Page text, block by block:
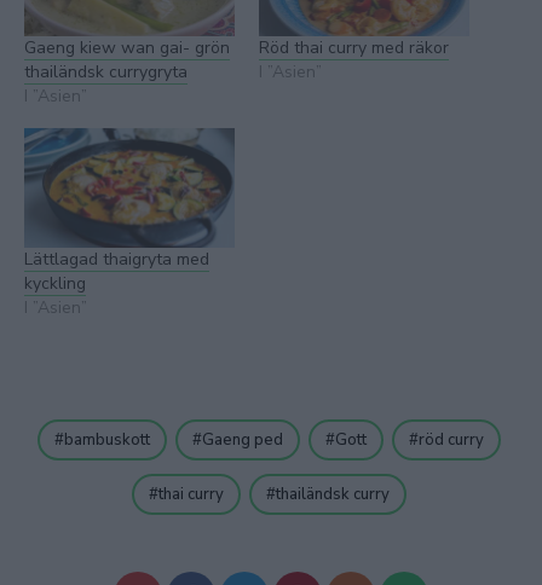
Gaeng kiew wan gai- grön
thailändsk currygryta
I ”Asien”
Röd thai curry med räkor
I ”Asien”
Lättlagad thaigryta med
kyckling
I ”Asien”
bambuskott Gaeng ped Gott röd curry
thai curry thailändsk curry